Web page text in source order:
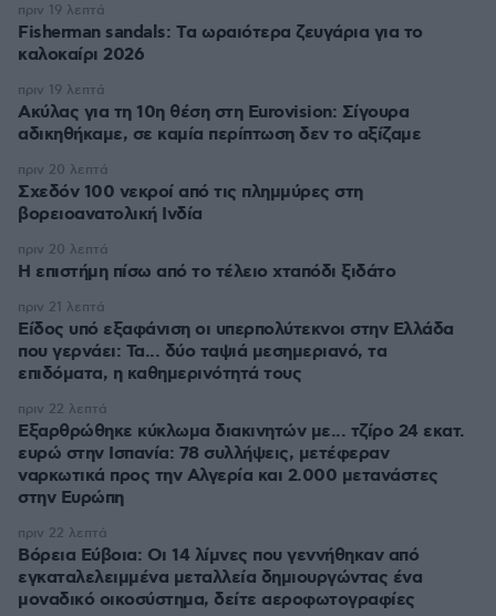
Fisherman sandals: Tα ωραιότερα ζευγάρια για το
καλοκαίρι 2026
πριν 19 λεπτά
Ακύλας για τη 10η θέση στη Eurovision: Σίγουρα
αδικηθήκαμε, σε καμία περίπτωση δεν το αξίζαμε
πριν 19 λεπτά
Σχεδόν 100 νεκροί από τις πλημμύρες στη
βορειοανατολική Ινδία
πριν 20 λεπτά
Η επιστήμη πίσω από το τέλειο χταπόδι ξιδάτο
πριν 20 λεπτά
Είδος υπό εξαφάνιση οι υπερπολύτεκνοι στην Ελλάδα
που γερνάει: Τα... δύο ταψιά μεσημεριανό, τα
επιδόματα, η καθημερινότητά τους
πριν 21 λεπτά
Εξαρθρώθηκε κύκλωμα διακινητών με... τζίρο 24 εκατ.
ευρώ στην Ισπανία: 78 συλλήψεις, μετέφεραν
ναρκωτικά προς την Αλγερία και 2.000 μετανάστες
στην Ευρώπη
πριν 22 λεπτά
Βόρεια Εύβοια: Οι 14 λίμνες που γεννήθηκαν από
εγκαταλελειμμένα μεταλλεία δημιουργώντας ένα
μοναδικό οικοσύστημα, δείτε αεροφωτογραφίες
πριν 22 λεπτά